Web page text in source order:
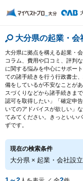
大分県の起業・会
大分県に拠点を構える起業・
コラム、費用や口コミ、評判
に関する悩みを中心にサポー
ての諸手続きを行う行政書士
備をしているが不安なことが
スづくりなどから諸手続きま
認可を取得したい」「確定申
いてのアドバイスが欲しい」
てみてください。きっといい
ずです。
現在の検索条件
大分県 × 起業・会社設立